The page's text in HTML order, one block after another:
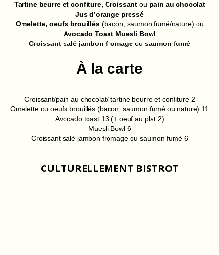
Tartine beurre et confiture, Croissant ou pain au chocolat
Jus d’orange pressé
Omelette, oeufs brouillés (bacon, saumon fumé/nature) ou
Avocado Toast Muesli Bowl
Croissant salé jambon fromage ou saumon fumé
À la carte
Croissant/pain au chocolat/ tartine beurre et confiture 2
Omelette ou oeufs brouillés (bacon, saumon fumé ou nature) 11
Avocado toast 13 (+ oeuf au plat 2)
Muesli Bowl 6
Croissant salé jambon fromage ou saumon fumé 6
CULTURELLEMENT BISTROT